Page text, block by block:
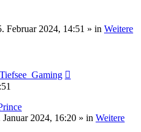
Februar 2024, 14:51 » in Weitere
Tiefsee_Gaming
Januar 2024, 16:20 » in Weitere